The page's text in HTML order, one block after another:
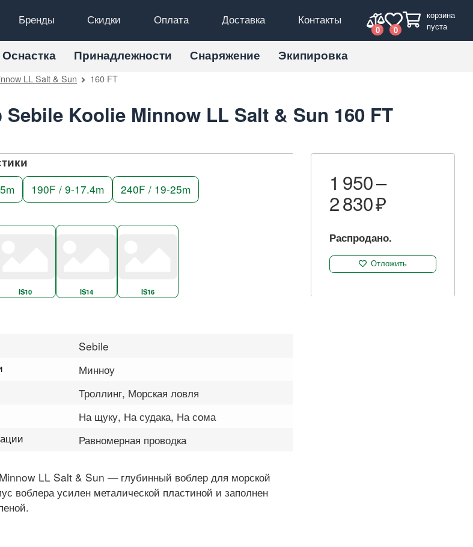
Бренды Скидки Оплата Доставка Контакты
0 0
корзина
пуста
Оснастка Принадлежности Снаряжение Экипировка
LL Salt & Sun 160 FT
Koolie Minnow LL Salt & Sun 160 FT
190F / 9-17.4m 240F / 19-25m
IS10 IS14 IS16
Sebile
Минноу
Троллинг, Морская ловля
На щуку, На судака, На сома
Равномерная проводка
1 950 –
2 830
Распродано.
Отложить
LL Salt & Sun — глубинный воблер для морской
воблера усилен металической пластиной и заполнен